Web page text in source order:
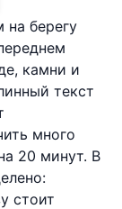
берегу
камни и
текст
много
20 минут. В
стоит